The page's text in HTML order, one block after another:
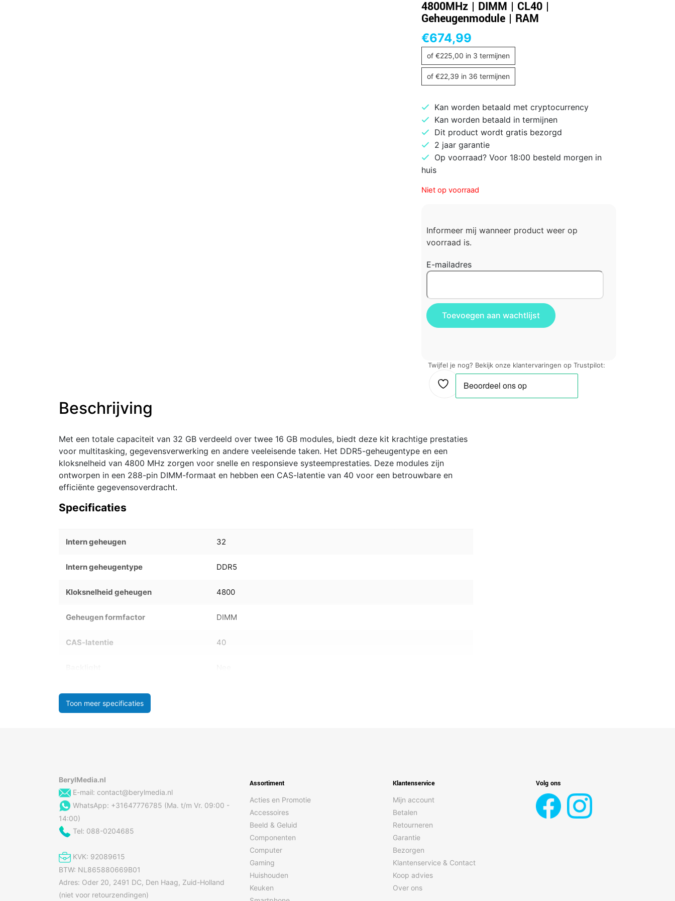
4800MHz | DIMM | CL40 |
Geheugenmodule | RAM
€674,99
of €225,00 in 3 termijnen
of €22,39 in 36 termijnen
Kan worden betaald met cryptocurrency
Kan worden betaald in termijnen
Dit product wordt gratis bezorgd
2 jaar garantie
Op voorraad? Voor 18:00 besteld morgen in
huis
Niet op voorraad
Informeer mij wanneer product weer op
voorraad is.
E-mailadres
Twijfel je nog? Bekijk onze klantervaringen op Trustpilot:
Beschrijving
Met een totale capaciteit van 32 GB verdeeld over twee 16 GB modules, biedt deze kit krachtige prestaties
voor multitasking, gegevensverwerking en andere veeleisende taken. Het DDR5-geheugentype en een
kloksnelheid van 4800 MHz zorgen voor snelle en responsieve systeemprestaties. Deze modules zijn
ontworpen in een 288-pin DIMM-formaat en hebben een CAS-latentie van 40 voor een betrouwbare en
efficiënte gegevensoverdracht.
Specificaties
Intern geheugen 32
Intern geheugentype DDR5
Kloksnelheid geheugen 4800
Geheugen formfactor DIMM
CAS-latentie 40
Toon meer specificaties
BerylMedia.nl
E-mail: contact@berylmedia.nl
WhatsApp: +31647776785 (Ma. t/m Vr. 09:00 -
14:00)
Tel: 088-0204685
KVK: 92089615
BTW: NL865880669B01
Adres: Oder 20, 2491 DC, Den Haag, Zuid-Holland
(niet voor retourzendingen)
Assortiment
Acties en Promotie
Accessoires
Beeld & Geluid
Componenten
Computer
Gaming
Huishouden
Keuken
Klantenservice
Mijn account
Betalen
Retourneren
Garantie
Bezorgen
Klantenservice & Contact
Koop advies
Over ons
Volg ons